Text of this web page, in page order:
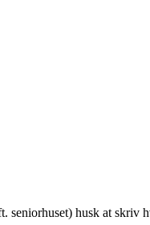
seniorhuset) husk at skriv